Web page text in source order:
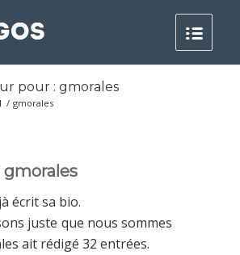
pour : gmorales
/ gmorales
gmorales
écrit sa bio.
juste que nous sommes
ait rédigé 32 entrées.